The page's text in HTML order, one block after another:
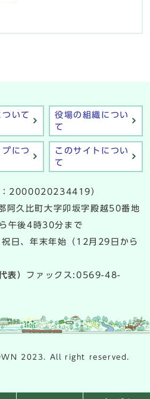
いて
役場の組織につい
て
につ
このサイトについ
て
：2000020234419）
久比町大字卯坂字殿越50番地
午後4時30分まで
祝日、年末年始（12月29日から
表） ファックス:0569-48-
2023. All right reserved.